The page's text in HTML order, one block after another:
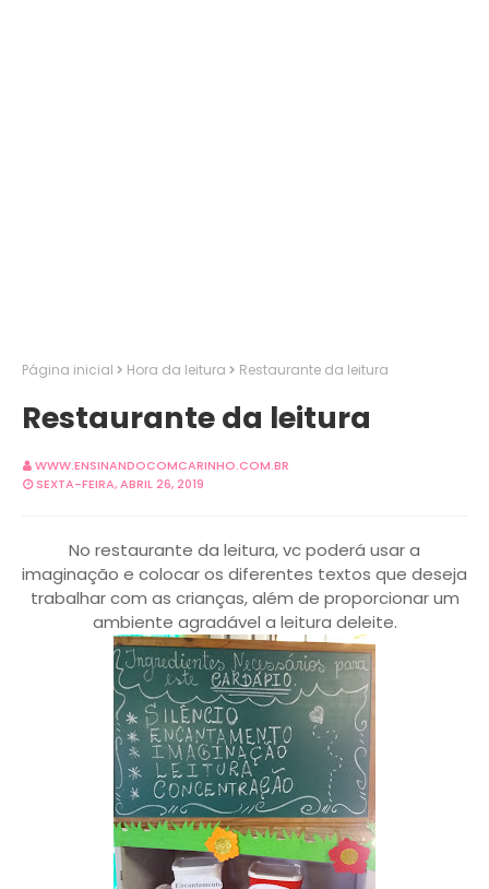
Página inicial Hora da leitura Restaurante da leitura
Restaurante da leitura
WWW.ENSINANDOCOMCARINHO.COM.BR
SEXTA-FEIRA, ABRIL 26, 2019
No restaurante da leitura, vc poderá usar a
imaginação e colocar os diferentes textos que deseja
trabalhar com as crianças, além de proporcionar um
ambiente agradável a leitura deleite.